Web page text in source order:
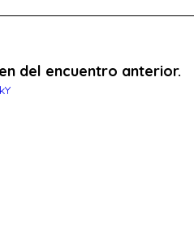
del encuentro anterior.